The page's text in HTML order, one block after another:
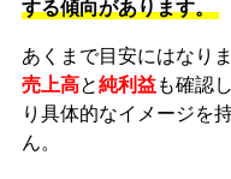
する傾向があります。
あくまで目安にはなり
売上高と純利益も確認
り具体的なイメージを
ん。